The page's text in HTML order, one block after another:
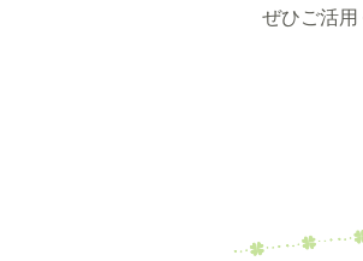
ぜひご活用